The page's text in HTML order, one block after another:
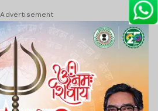
Advertisement